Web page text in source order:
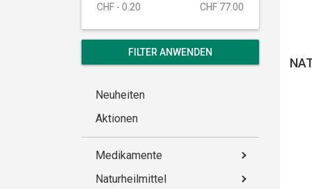
CHF - 0.20 CHF 77.00
Neuheiten
Aktionen
Medikamente
Naturheilmittel